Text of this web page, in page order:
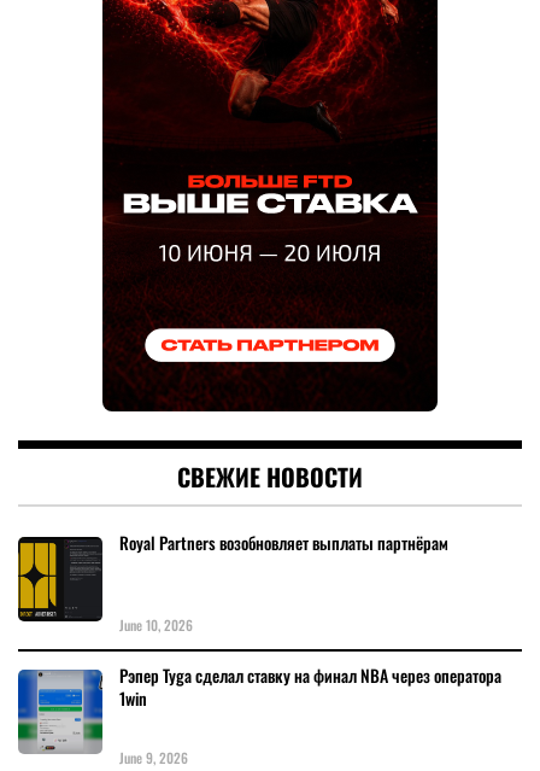
СВЕЖИЕ НОВОСТИ
Royal Partners возобновляет выплаты партнёрам
June 10, 2026
Рэпер Tyga сделал ставку на финал NBA через оператора
1win
June 9, 2026